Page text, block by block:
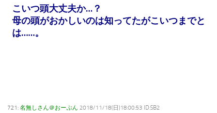
こいつ頭大丈夫か…？
母の頭がおかしいのは知ってたがこいつまでと
は……。
721: 名無しさん＠おーぷん 2018/11/18(日)18:00:53 ID:SB2